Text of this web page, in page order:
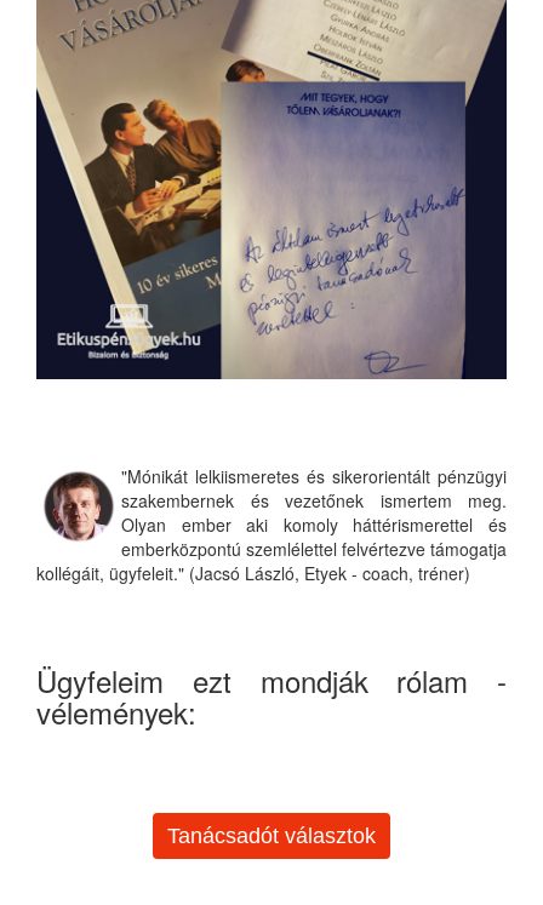
"Mónikát lelkiismeretes és sikerorientált pénzügyi
szakembernek és vezetőnek ismertem meg.
Olyan ember aki komoly háttérismerettel és
emberközpontú szemlélettel felvértezve támogatja
kollégáit, ügyfeleit." (Jacsó László, Etyek - coach, tréner)
Ügyfeleim ezt mondják rólam -
vélemények:
Tanácsadót választok